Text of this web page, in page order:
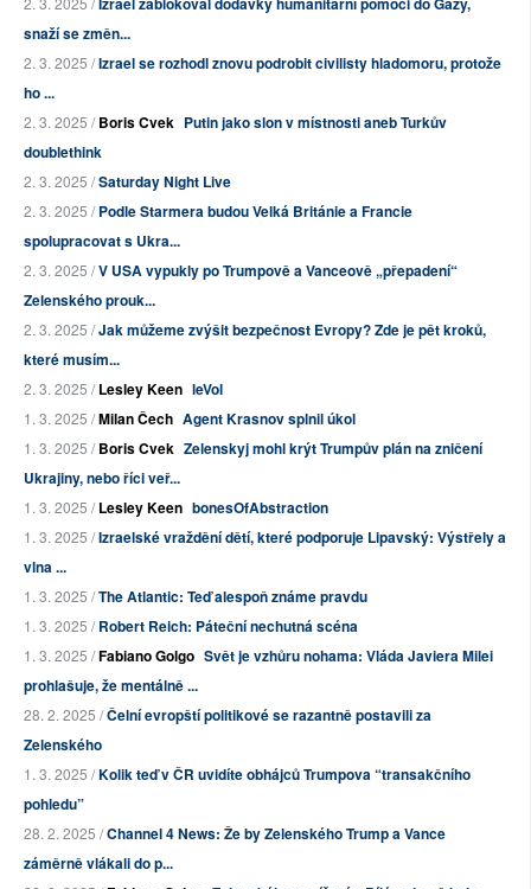
snaží se změn...
2. 3. 2025 /Izrael se rozhodl znovu podrobit civilisty hladomoru, protože
ho ...
2. 3. 2025 /Boris Cvek Putin jako slon v místnosti aneb Turkův
doublethink
2. 3. 2025 /Saturday Night Live
2. 3. 2025 /Podle Starmera budou Velká Británie a Francie
spolupracovat s Ukra...
2. 3. 2025 /V USA vypukly po Trumpově a Vanceově „přepadení“
Zelenského prouk...
2. 3. 2025 /Jak můžeme zvýšit bezpečnost Evropy? Zde je pět kroků,
které musím...
2. 3. 2025 /Lesley Keen leVol
1. 3. 2025 /Milan Čech Agent Krasnov splnil úkol
1. 3. 2025 /Boris Cvek Zelenskyj mohl krýt Trumpův plán na zničení
Ukrajiny, nebo říci veř...
1. 3. 2025 /Lesley Keen bonesOfAbstraction
1. 3. 2025 /Izraelské vraždění dětí, které podporuje Lipavský: Výstřely a
vlna ...
1. 3. 2025 /The Atlantic: Teď alespoň známe pravdu
1. 3. 2025 /Robert Reich: Páteční nechutná scéna
1. 3. 2025 /Fabiano Golgo Svět je vzhůru nohama: Vláda Javiera Milei
prohlašuje, že mentálně ...
28. 2. 2025 /Čelní evropští politikové se razantně postavili za
Zelenského
1. 3. 2025 /Kolik teď v ČR uvidíte obhájců Trumpova “transakčního
pohledu”
28. 2. 2025 /Channel 4 News: Že by Zelenského Trump a Vance
záměrně vlákali do p...